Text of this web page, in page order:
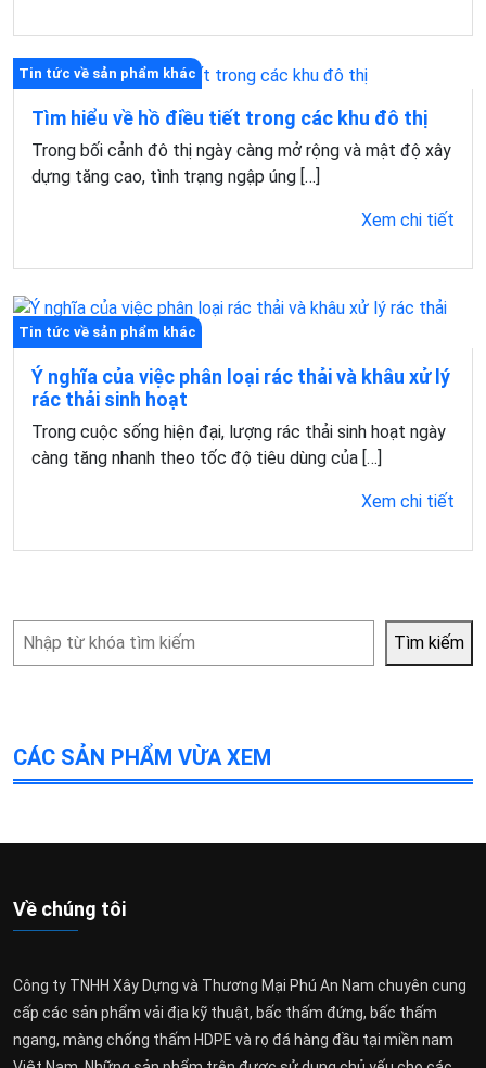
Tin tức về sản phẩm khác
Tìm hiểu về hồ điều tiết trong các khu đô thị
Trong bối cảnh đô thị ngày càng mở rộng và mật độ xây
dựng tăng cao, tình trạng ngập úng […]
Xem chi tiết
Tin tức về sản phẩm khác
Ý nghĩa của việc phân loại rác thải và khâu xử lý
rác thải sinh hoạt
Trong cuộc sống hiện đại, lượng rác thải sinh hoạt ngày
càng tăng nhanh theo tốc độ tiêu dùng của […]
Xem chi tiết
Tìm
kiếm
Tìm kiếm
CÁC SẢN PHẨM VỪA XEM
Về chúng tôi
Công ty TNHH Xây Dựng và Thương Mại Phú An Nam chuyên cung
cấp các sản phẩm vải địa kỹ thuật, bấc thấm đứng, bấc thấm
ngang, màng chống thấm HDPE và rọ đá hàng đầu tại miền nam